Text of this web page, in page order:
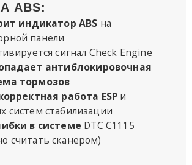
ABS:
индикатор ABS на
панели
сигнал Check Engine
антиблокировочная
тормозов
работа ESP и
систем стабилизации
в системе DTC C1115
считать сканером)